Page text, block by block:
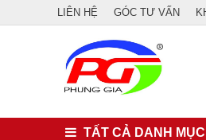
LIÊN HỆ GÓC TƯ VẤN
TẤT CẢ DANH MỤC